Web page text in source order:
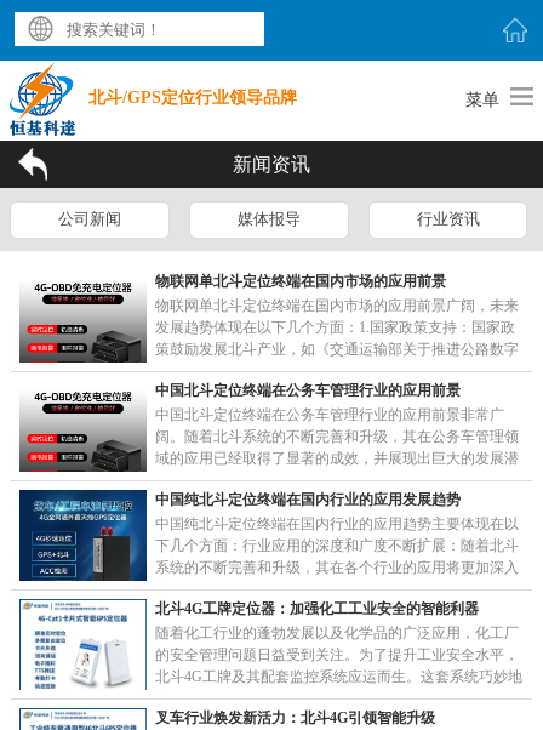
北斗/GPS定位行业领导品牌 菜单
新闻资讯
公司新闻 媒体报导 行业资讯
物联网单北斗定位终端在国内市场的应用前景
物联网单北斗定位终端在国内市场的应用前景广阔，未来
发展趋势体现在以下几个方面：1.国家政策支持：国家政
策鼓励发展北斗产业，如《交通运输部关于推进公路数字
化转型加快智慧公路建设发展的意见》和《数字中国
建……
中国北斗定位终端在公务车管理行业的应用前景
中国北斗定位终端在公务车管理行业的应用前景非常广
阔。随着北斗系统的不断完善和升级，其在公务车管理领
域的应用已经取得了显著的成效，并展现出巨大的发展潜
力。首先，北斗系统提供的高精度定位、导航和授时服
务，……
中国纯北斗定位终端在国内行业的应用发展趋势
中国纯北斗定位终端在国内行业的应用趋势主要体现在以
下几个方面：行业应用的深度和广度不断扩展：随着北斗
系统的不断完善和升级，其在各个行业的应用将更加深入
和广泛。例如，在交通、农业、林业、渔业、数字施工、
……
北斗4G工牌定位器：加强化工工业安全的智能利器
随着化工行业的蓬勃发展以及化学品的广泛应用，化工厂
的安全管理问题日益受到关注。为了提升工业安全水平，
北斗4G工牌及其配套监控系统应运而生。这套系统巧妙地
结合了无线定位、传感器技术和云计算等尖端科技，……
叉车行业焕发新活力：北斗4G引领智能升级